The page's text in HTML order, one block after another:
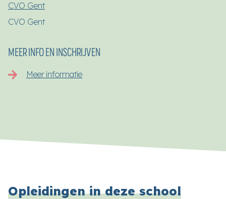
CVO Gent
CVO Gent
MEER INFO EN INSCHRIJVEN
Meer informatie
Opleidingen in deze school